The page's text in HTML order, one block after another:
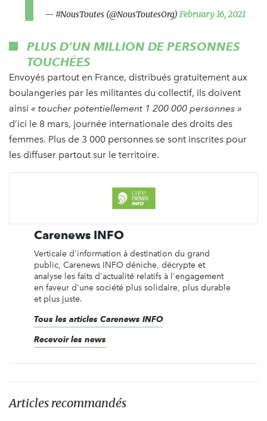
— #NousToutes (@NousToutesOrg) February 16, 2021
PLUS D’UN MILLION DE PERSONNES
TOUCHÉES
Envoyés partout en France, distribués gratuitement aux
boulangeries par les militantes du collectif, ils doivent
ainsi « toucher potentiellement 1 200 000 personnes »
d’ici le 8 mars, journée internationale des droits des
femmes. Plus de 3 000 personnes se sont inscrites pour
les diffuser partout sur le territoire.
Carenews INFO
Verticale d'information à destination du grand
public, Carenews INFO déniche, décrypte et
analyse les faits d'actualité relatifs à l'engagement
en faveur d'une société plus solidaire, plus durable
et plus juste.
Tous les articles Carenews INFO
Recevoir les news
Articles recommandés